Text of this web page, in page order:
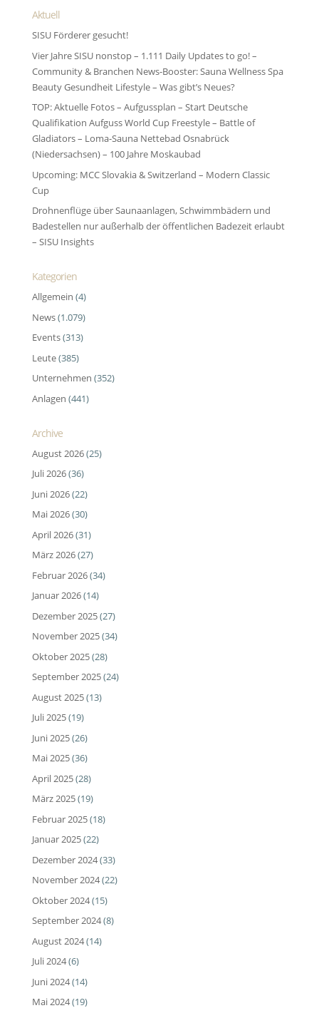
Aktuell
SISU Förderer gesucht!
Vier Jahre SISU nonstop – 1.111 Daily Updates to go! –
Community & Branchen News-Booster: Sauna Wellness Spa
Beauty Gesundheit Lifestyle – Was gibt’s Neues?
TOP: Aktuelle Fotos – Aufgussplan – Start Deutsche
Qualifikation Aufguss World Cup Freestyle – Battle of
Gladiators – Loma-Sauna Nettebad Osnabrück
(Niedersachsen) – 100 Jahre Moskaubad
Upcoming: MCC Slovakia & Switzerland – Modern Classic
Cup
Drohnenflüge über Saunaanlagen, Schwimmbädern und
Badestellen nur außerhalb der öffentlichen Badezeit erlaubt
– SISU Insights
Kategorien
Allgemein (4)
News(1.079)
Events(313)
Leute(385)
Unternehmen (352)
Anlagen (441)
Archive
August 2026(25)
Juli 2026(36)
Juni 2026(22)
Mai 2026(30)
April 2026(31)
März 2026(27)
Februar 2026(34)
Januar 2026(14)
Dezember 2025(27)
November 2025(34)
Oktober 2025(28)
September 2025(24)
August 2025(13)
Juli 2025(19)
Juni 2025(26)
Mai 2025(36)
April 2025(28)
März 2025(19)
Februar 2025(18)
Januar 2025(22)
Dezember 2024(33)
November 2024(22)
Oktober 2024(15)
September 2024(8)
August 2024(14)
Juli 2024(6)
Juni 2024(14)
Mai 2024(19)